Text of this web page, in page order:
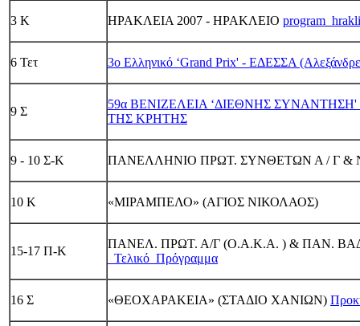
3 K ΗΡΑΚΛΕΙΑ 2007 - ΗΡΑΚΛΕΙΟ
6 Τετ 3ο Ελληνικό ‘Grand Prix' - ΕΔΕΣΣΑ
9 Σ
59α ΒΕΝΙΖΕΛΕΙΑ ‘ΔΙΕΘΝΗΣ
ΤΗΣ ΚΡΗΤΗΣ
9 - 10 Σ-Κ ΠΑΝΕΛΛΗΝΙΟ ΠΡΩΤ. ΣΥΝΘΕΤΩΝ Α / Γ &
10 Κ «ΜΙΡΑΜΠΕΛΟ» (ΑΓΙΟΣ ΝΙΚΟΛΑΟΣ)
15-17 Π-Κ
ΠΑΝΕΛ. ΠΡΩΤ. Α/Γ (Ο.Α.Κ.Α. ) & ΠΑΝ.
_Τελικό_Πρόγραμμα
16 Σ «ΘΕΟΧΑΡΑΚΕΙΑ» (ΣΤΑΔΙΟ ΧΑΝΙΩΝ)